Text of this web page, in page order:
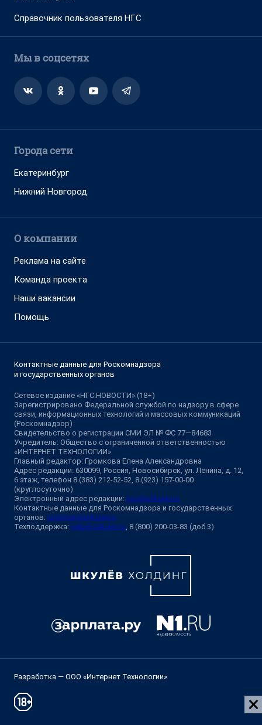
Справочник пользователя НГС
Мы в соцсетях
Города сети
Екатеринбург
Нижний Новгород
О компании
Реклама на сайте
Команда проекта
Наши вакансии
Помощь
Контактные данные для Роскомнадзора
и государственных органов
Сетевое издание «НГС.НОВОСТИ» (18+)
Зарегистрировано Федеральной службой по надзору в сфере
связи, информационных технологий и массовых коммуникаций
(Роскомнадзор)
Свидетельство о регистрации СМИ ЭЛ № ФС 77—84683
Учредитель: Общество с ограниченной ответственностью
«ИНТЕРНЕТ ТЕХНОЛОГИИ»
Главный редактор: Громкова Елена Александровна
Адрес редакции: 630099, Россия, Новосибирск, ул. Ленина, д. 12,
6 этаж, телефон 8 (383) 212-52-52, 8 (923) 157-00-00
(круглосуточно)
Электронный адрес редакции: ngs@shkulev.ru
Контактные данные для Роскомнадзора и государственных
органов: juristnsk@shkulev.ru
Техподдержка: help@shkulev.ru , 8 (800) 200-03-83 (доб.3)
Разработка — ООО «Интернет Технологии»